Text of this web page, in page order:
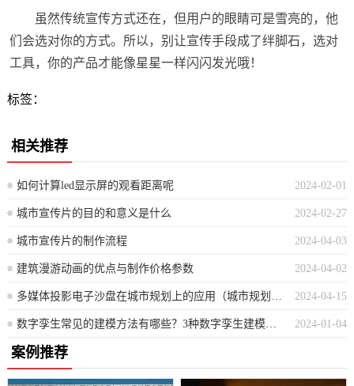
虽然传统宣传方式还在，但用户的眼睛可是雪亮的，他
们会选对你的方式。所以，别让宣传手段成了绊脚石，选对
工具，你的产品才能像星星一样闪闪发光哦！
标签：
相关推荐
2024-02-01
如何计算led显示屏的观看距离呢
2024-02-27
城市宣传片的目的和意义是什么
2024-04-03
城市宣传片的制作流程
2024-04-02
建筑漫游动画的优点与制作价格参数
2024-04-15
多媒体投影电子沙盘在城市规划上的应用（城市规划中的多媒体投影电子沙盘创新解决方案）
2024-01-04
数字孪生常见的建模方法有哪些？3种数字孪生建模方法介绍
案例推荐